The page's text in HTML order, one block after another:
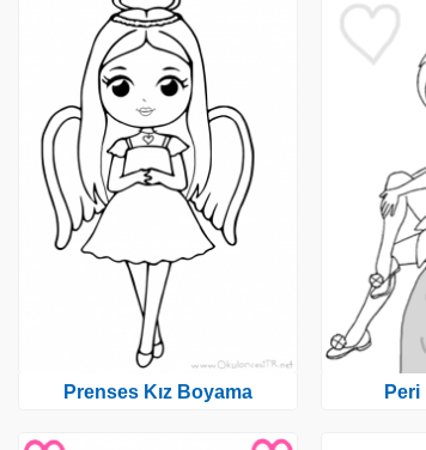
Prenses Kız Boyama Peri